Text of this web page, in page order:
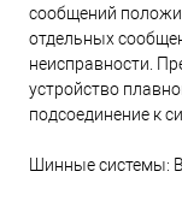
сообщений
отдельных
неисправности.
устройство
подсоединение к
Шинные системы: